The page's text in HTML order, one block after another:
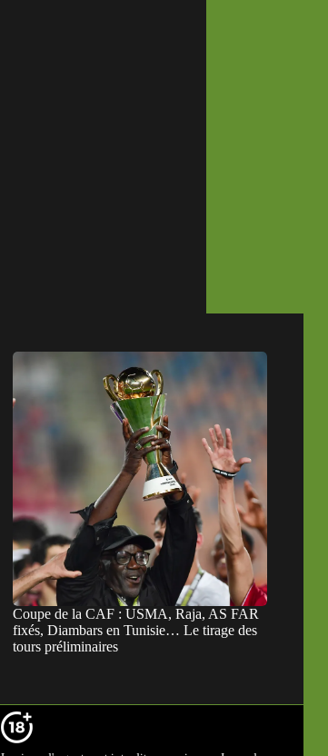
Coupe de la CAF : USMA, Raja, AS FAR
fixés, Diambars en Tunisie… Le tirage des
tours préliminaires